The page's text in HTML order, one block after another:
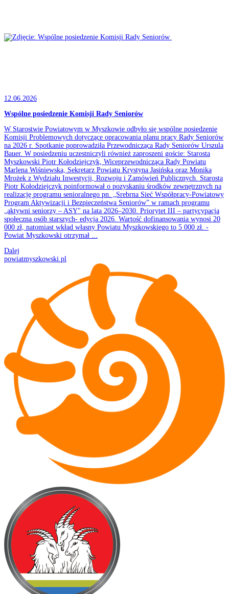
12.06.2026
Wspólne posiedzenie Komisji Rady Seniorów
W Starostwie Powiatowym w Myszkowie odbyło się wspólne posiedzenie
Komisji Problemowych dotyczące opracowania planu pracy Rady Seniorów
na 2026 r. Spotkanie poprowadziła Przewodnicząca Rady Seniorów Urszula
Bauer. W posiedzeniu uczestniczyli również zaproszeni goście: Starosta
Myszkowski Piotr Kołodziejczyk, Wiceprzewodnicząca Rady Powiatu
Marlena Wiśniewska, Sekretarz Powiatu Krystyna Jasińska oraz Monika
Mrożek z Wydziału Inwestycji, Rozwoju i Zamówień Publicznych. Starosta
Piotr Kołodziejczyk poinformował o pozyskaniu środków zewnętrznych na
realizację programu senioralnego pn. „Srebrna Sieć Współpracy-Powiatowy
Program Aktywizacji i Bezpieczeństwa Seniorów” w ramach programu
„aktywni seniorzy – ASY" na lata 2026–2030. Priorytet III – partycypacja
społeczna osób starszych- edycja 2026. Wartość dofinansowania wynosi 20
000 zł, natomiast wkład własny Powiatu Myszkowskiego to 5 000 zł. -
Powiat Myszkowski otrzymał ...
Dalej
powiatmyszkowski.pl